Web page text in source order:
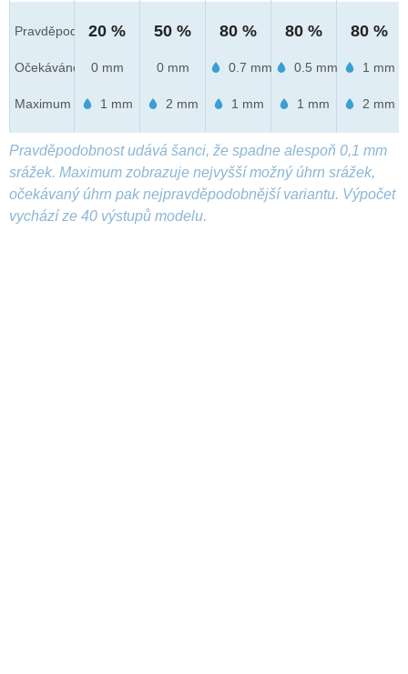
Pravděpod.
Očekáváno
Maximum
20 %
0 mm
1 mm
50 %
0 mm
2 mm
80 %
0.7 mm
1 mm
80 %
0.5 mm
1 mm
80 %
1 mm
2 mm
Pravděpodobnost udává šanci, že spadne alespoň 0,1 mm
srážek. Maximum zobrazuje nejvyšší možný úhrn srážek,
očekávaný úhrn pak nejpravděpodobnější variantu. Výpočet
vychází ze 40 výstupů modelu.